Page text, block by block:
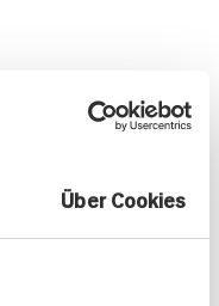
Über Cookies